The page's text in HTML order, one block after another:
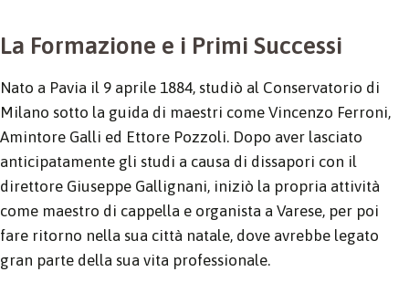
La Formazione e i Primi Successi
Nato a Pavia il 9 aprile 1884, studiò al Conservatorio di
Milano sotto la guida di maestri come Vincenzo Ferroni,
Amintore Galli ed Ettore Pozzoli. Dopo aver lasciato
anticipatamente gli studi a causa di dissapori con il
direttore Giuseppe Gallignani, iniziò la propria attività
come maestro di cappella e organista a Varese, per poi
fare ritorno nella sua città natale, dove avrebbe legato
gran parte della sua vita professionale.